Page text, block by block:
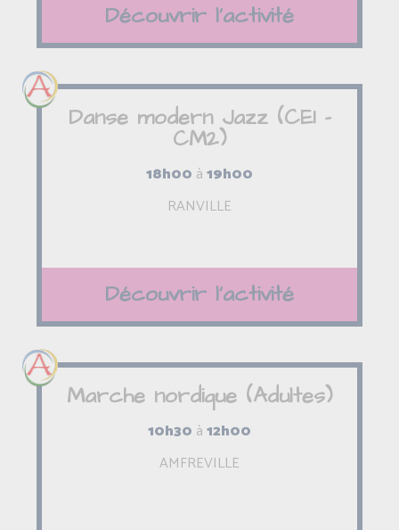
Découvrir l'activité
Danse modern Jazz (CE1 -
CM2)
18h00 à19h00
RANVILLE
Découvrir l'activité
Marche nordique (Adultes)
10h30 à12h00
AMFREVILLE